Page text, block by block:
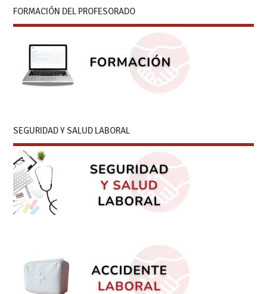
FORMACIÓN DEL PROFESORADO
SEGURIDAD Y SALUD LABORAL